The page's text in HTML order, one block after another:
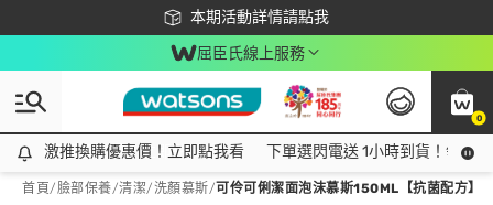
本期活動詳情請點我
下載app最高回饋$350
屈臣氏線上服務
0
激推換購優惠價！立即點我看
激推換購優惠價！立即點我看 下單選閃電送 1小時到貨！領神
首頁/臉部保養/清潔/洗顏慕斯/ 可伶可俐潔面泡沫慕斯150ML【抗菌配方】